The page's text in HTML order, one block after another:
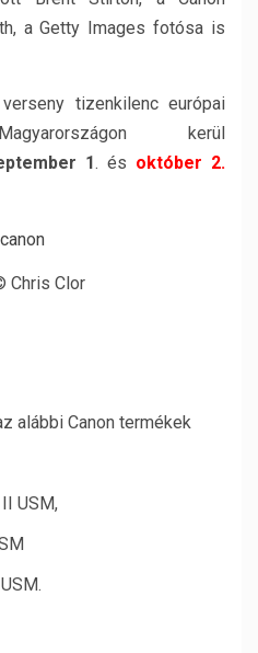
a Getty Images fotósa is
tizenkilenc európai
kerül
1. és október 2.
Chris Clor
alábbi Canon termékek
USM,